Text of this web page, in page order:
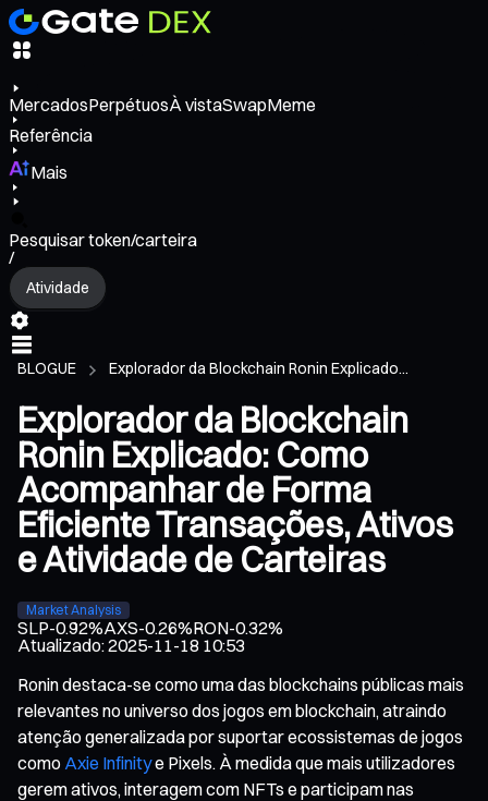
MercadosPerpétuosÀ vistaSwapMeme
Referência
Mais
Pesquisar token/carteira
/
Atividade
BLOGUE Explorador da Blockchain Ronin Explicado...
Explorador da Blockchain
Ronin Explicado: Como
Acompanhar de Forma
Eficiente Transações, Ativos
e Atividade de Carteiras
Market Analysis
SLP-0.92%AXS-0.26%RON-0.32%
Atualizado:2025-11-18 10:53
Ronin destaca-se como uma das blockchains públicas mais
relevantes no universo dos jogos em blockchain, atraindo
atenção generalizada por suportar ecossistemas de jogos
como Axie Infinitye Pixels. À medida que mais utilizadores
gerem ativos, interagem com NFTs e participam nas